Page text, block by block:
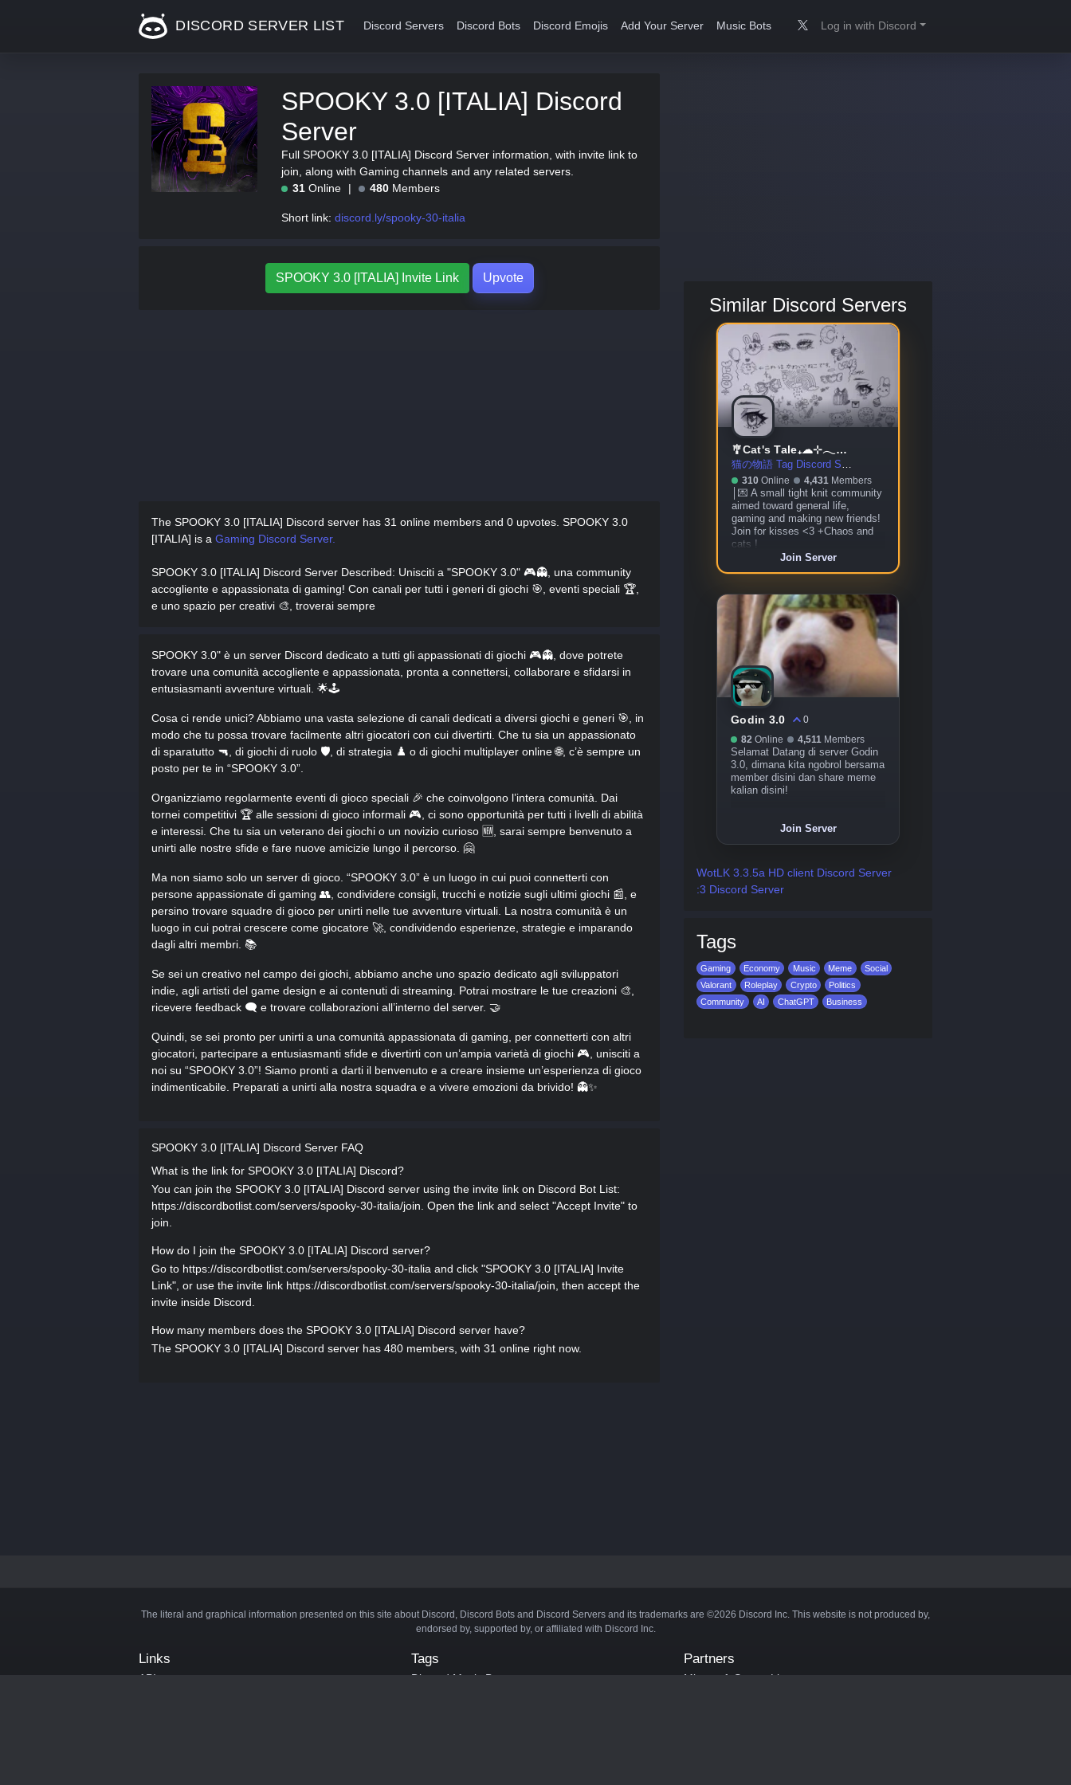
DISCORD SERVER LIST Discord Servers Discord Bots Discord Emojis Add Your Server Music Bots Log in with Discord
SPOOKY 3.0 [ITALIA] Discord
Server
Full SPOOKY 3.0 [ITALIA] Discord Server information, with invite link to
join, along with Gaming channels and any related servers.
31 Online 480 Members
Short link: discord.ly/spooky-30-italia
SPOOKY 3.0 [ITALIA] Invite Link Upvote
The SPOOKY 3.0 [ITALIA] Discord server has 31 online members and 0 upvotes. SPOOKY 3.0
[ITALIA] is a Gaming Discord Server.
SPOOKY 3.0 [ITALIA] Discord Server Described: Unisciti a "SPOOKY 3.0" 🎮👻, una community
accogliente e appassionata di gaming! Con canali per tutti i generi di giochi 🎯, eventi speciali 🏆,
e uno spazio per creativi 🎨, troverai sempre
SPOOKY 3.0" è un server Discord dedicato a tutti gli appassionati di giochi 🎮👻, dove potrete
trovare una comunità accogliente e appassionata, pronta a connettersi, collaborare e sfidarsi in
entusiasmanti avventure virtuali. 🌟🕹️
Cosa ci rende unici? Abbiamo una vasta selezione di canali dedicati a diversi giochi e generi 🎯, in
modo che tu possa trovare facilmente altri giocatori con cui divertirti. Che tu sia un appassionato
di sparatutto 🔫, di giochi di ruolo 🛡️, di strategia ♟️ o di giochi multiplayer online 🌐, c’è sempre un
posto per te in “SPOOKY 3.0”.
Organizziamo regolarmente eventi di gioco speciali 🎉 che coinvolgono l’intera comunità. Dai
tornei competitivi 🏆 alle sessioni di gioco informali 🎮, ci sono opportunità per tutti i livelli di abilità
e interessi. Che tu sia un veterano dei giochi o un novizio curioso 🆕, sarai sempre benvenuto a
unirti alle nostre sfide e fare nuove amicizie lungo il percorso. 🤗
Ma non siamo solo un server di gioco. “SPOOKY 3.0” è un luogo in cui puoi connetterti con
persone appassionate di gaming 👥, condividere consigli, trucchi e notizie sugli ultimi giochi 📰, e
persino trovare squadre di gioco per unirti nelle tue avventure virtuali. La nostra comunità è un
luogo in cui potrai crescere come giocatore 🚀, condividendo esperienze, strategie e imparando
dagli altri membri. 📚
Se sei un creativo nel campo dei giochi, abbiamo anche uno spazio dedicato agli sviluppatori
indie, agli artisti del game design e ai contenuti di streaming. Potrai mostrare le tue creazioni 🎨,
ricevere feedback 🗨️ e trovare collaborazioni all’interno del server. 🤝
Quindi, se sei pronto per unirti a una comunità appassionata di gaming, per connetterti con altri
giocatori, partecipare a entusiasmanti sfide e divertirti con un’ampia varietà di giochi 🎮, unisciti a
noi su “SPOOKY 3.0”! Siamo pronti a darti il benvenuto e a creare insieme un’esperienza di gioco
indimenticabile. Preparati a unirti alla nostra squadra e a vivere emozioni da brivido! 👻✨
SPOOKY 3.0 [ITALIA] Discord Server FAQ
What is the link for SPOOKY 3.0 [ITALIA] Discord?
You can join the SPOOKY 3.0 [ITALIA] Discord server using the invite link on Discord Bot List:
https://discordbotlist.com/servers/spooky-30-italia/join. Open the link and select "Accept Invite" to
join.
How do I join the SPOOKY 3.0 [ITALIA] Discord server?
Go to https://discordbotlist.com/servers/spooky-30-italia and click "SPOOKY 3.0 [ITALIA] Invite
Link", or use the invite link https://discordbotlist.com/servers/spooky-30-italia/join, then accept the
invite inside Discord.
How many members does the SPOOKY 3.0 [ITALIA] Discord server have?
The SPOOKY 3.0 [ITALIA] Discord server has 480 members, with 31 online right now.
Similar Discord Servers
🎐Cat's Tale₊☁⊹𓂃☾ ◦ social ◦ gaming ◦ community ◦ chill ◦ VC
310Online 4,431 Members
│💌 A small tight knit community
aimed toward general life,
gaming and making new friends!
Join for kisses <3 +Chaos and
cats !
Join Server
Godin 3.0
0
82 Online 4,511 Members
Selamat Datang di server Godin
3.0, dimana kita ngobrol bersama
member disini dan share meme
kalian disini!
Join Server
WotLK 3.3.5a HD client Discord Server
:3 Discord Server
Tags
Gaming Economy Music Meme
Social
Valorant
Roleplay Crypto
Politics
Community
AI ChatGPT Business
The literal and graphical information presented on this site about Discord, Discord Bots and Discord Servers and its trademarks are ©2026 Discord Inc. This website is not produced by,
endorsed by, supported by, or affiliated with Discord Inc.
Links
API
Tags
Discord Music Bots
Partners
Minecraft Server List